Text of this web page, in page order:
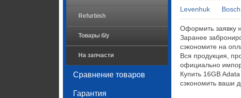
Refurbish
Товары б/у
На запчасти
Сравнение товаров
Гарантия
Levenhuk Bosch
Оформить заявку
Заранее
сэкономите на
Вся продукция,
официально
Купить 16GB
сэкономить ваши